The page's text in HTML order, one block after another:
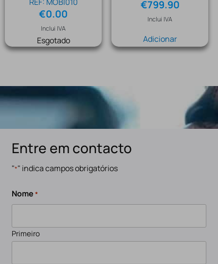
€0.00
Inclui IVA
Esgotado
€799.90
Inclui IVA
Adicionar
Entre em contacto
"*" indica campos obrigatórios
Nome *
Primeiro